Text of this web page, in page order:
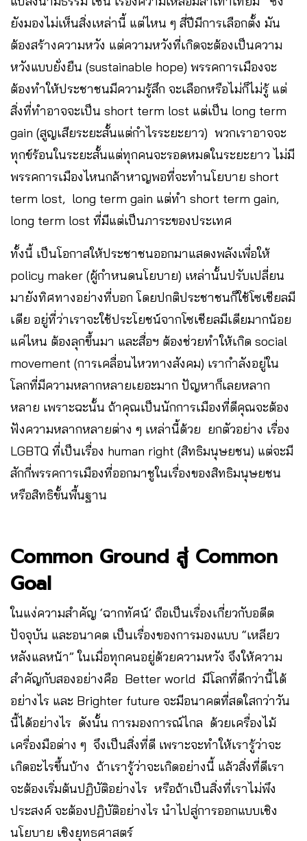
ยังมองไม่เห็นสิ่งเหล่านี้ แต่ไหน ๆ สี่ปีมีการเลือกตั้ง มัน
ต้องสร้างความหวัง แต่ความหวังที่เกิดจะต้องเป็นความ
หวังแบบยั่งยืน (sustainable hope) พรรคการเมืองจะ
ต้องทำให้ประชาชนมีความรู้สึก จะเลือกหรือไม่ก็ไม่รู้ แต่
สิ่งที่ทำอาจจะเป็น short term lost แต่เป็น long term
gain (สูญเสียระยะสั้นแต่กำไรระยะยาว) พวกเราอาจจะ
ทุกข์ร้อนในระยะสั้นแต่ทุกคนจะรอดหมดในระยะยาว ไม่มี
พรรคการเมืองไหนกล้าหาญพอที่จะทำนโยบาย short
term lost, long term gain แต่ทำ short term gain,
long term lost ที่มีแต่เป็นภาระของประเทศ
ทั้งนี้ เป็นโอกาสให้ประชาชนออกมาแสดงพลังเพื่อให้
policy maker (ผู้กำหนดนโยบาย) เหล่านั้นปรับเปลี่ยน
มายังทิศทางอย่างที่บอก โดยปกติประชาชนก็ใช้โซเชียลมี
เดีย อยู่ที่ว่าเราจะใช้ประโยชน์จากโซเชียลมีเดียมากน้อย
แค่ไหน ต้องลุกขึ้นมา และสื่อฯ ต้องช่วยทำให้เกิด social
movement (การเคลื่อนไหวทางสังคม) เรากำลังอยู่ใน
โลกที่มีความหลากหลายเยอะมาก ปัญหาก็เลยหลาก
หลาย เพราะฉะนั้น ถ้าคุณเป็นนักการเมืองที่ดีคุณจะต้อง
ฟังความหลากหลายต่าง ๆ เหล่านี้ด้วย ยกตัวอย่าง เรื่อง
LGBTQ ที่เป็นเรื่อง human right (สิทธิมนุษยชน) แต่จะมี
สักกี่พรรคการเมืองที่ออกมาชูในเรื่องของสิทธิมนุษยชน
หรือสิทธิขั้นพื้นฐาน
Common Ground สู่ Common
Goal
ในแง่ความสำคัญ ‘ฉากทัศน์’ ถือเป็นเรื่องเกี่ยวกับอดีต
ปัจจุบัน และอนาคต เป็นเรื่องของการมองแบบ “เหลียว
หลังแลหน้า” ในเมื่อทุกคนอยู่ด้วยความหวัง จึงให้ความ
สำคัญกับสองอย่างคือ Better world มีโลกที่ดีกว่านี้ได้
อย่างไร และ Brighter future จะมีอนาคตที่สดใสกว่าวัน
นี้ได้อย่างไร ดังนั้น การมองการณ์ไกล ด้วยเครื่องไม้
เครื่องมือต่าง ๆ จึงเป็นสิ่งที่ดี เพราะจะทำให้เรารู้ว่าจะ
เกิดอะไรขึ้นบ้าง ถ้าเรารู้ว่าจะเกิดอย่างนี้ แล้วสิ่งที่ดีเรา
จะต้องเริ่มต้นปฏิบัติอย่างไร หรือถ้าเป็นสิ่งที่เราไม่พึง
ประสงค์ จะต้องปฏิบัติอย่างไร นำไปสู่การออกแบบเชิง
นโยบาย เชิงยุทธศาสตร์